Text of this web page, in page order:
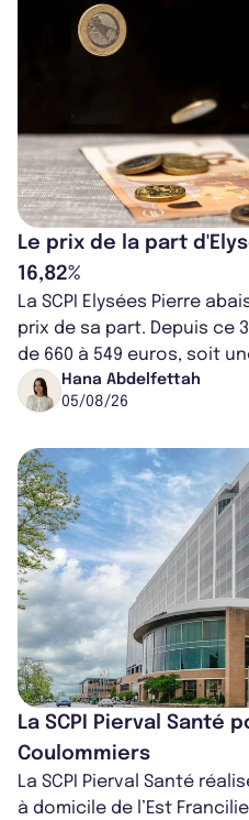
Le prix de la part
16,82%
La SCPI Elysées Pierre
prix de sa part. Depuis ce
de 660 à 549 euros, soit
16,82%. Cette nouvell...
Hana Abdelfettah
05/08/26
La SCPI Pierval Santé
Coulommiers
La SCPI Pierval Santé
à domicile de l’Est